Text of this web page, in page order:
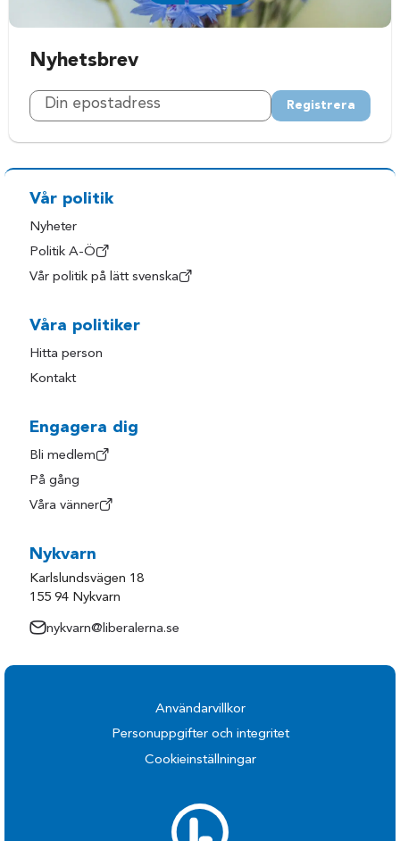
Nyhetsbrev
Registrera
Vår politik
Nyheter
Politik A-Ö
Vår politik på lätt svenska
Våra politiker
Hitta person
Kontakt
Engagera dig
Bli medlem
På gång
Våra vänner
Nykvarn
Karlslundsvägen 18
155 94 Nykvarn
nykvarn@liberalerna.se
Användarvillkor
Personuppgifter och integritet
Cookieinställningar